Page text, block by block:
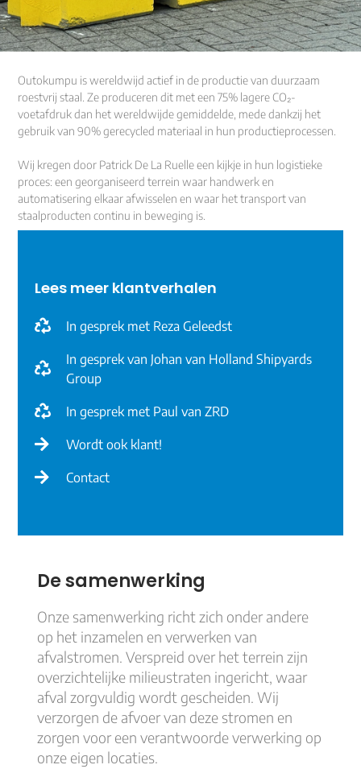
Outokumpu is wereldwijd actief in de productie van duurzaam
roestvrij staal. Ze produceren dit met een 75% lagere CO₂-
voetafdruk dan het wereldwijde gemiddelde, mede dankzij het
gebruik van 90% gerecycled materiaal in hun productieprocessen.
Wij kregen door Patrick De La Ruelle een kijkje in hun logistieke
proces: een georganiseerd terrein waar handwerk en
automatisering elkaar afwisselen en waar het transport van
staalproducten continu in beweging is.
Lees meer klantverhalen
In gesprek met Reza Geleedst
In gesprek van Johan van Holland Shipyards
Group
In gesprek met Paul van ZRD
Wordt ook klant!
Contact
De samenwerking
Onze samenwerking richt zich onder andere
op het inzamelen en verwerken van
afvalstromen. Verspreid over het terrein zijn
overzichtelijke milieustraten ingericht, waar
afval zorgvuldig wordt gescheiden. Wij
verzorgen de afvoer van deze stromen en
zorgen voor een verantwoorde verwerking op
onze eigen locaties.